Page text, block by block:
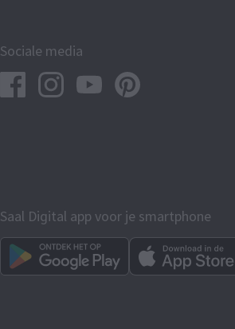
Sociale media
Saal Digital app voor je smartphone